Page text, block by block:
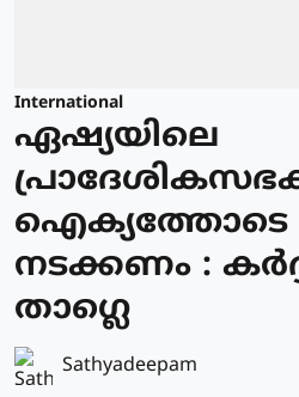
International
ഏഷ്യയിലെ
ഐക്യത്തോടെ
നടക്കണം :
താഗ്ലെ
Sathyadeepam